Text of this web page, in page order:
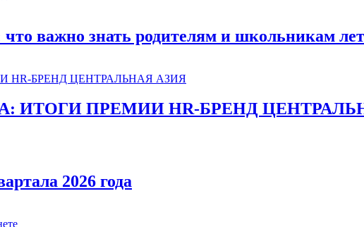
важно знать родителям и школьникам
ИТОГИ ПРЕМИИ HR-БРЕНД
2026 года